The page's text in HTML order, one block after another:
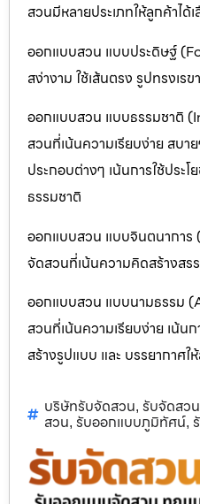
สวนมีหลายประเภทให้ลูกค้าได้
ออกแบบสวน แบบประดิษฐ์
สง่างาม ใช้เส้นตรง รูปทรงเร
ออกแบบสวน แบบธรรมชาติ
สวนที่เน้นความเรียบง่าย สบ
ประกอบต่างๆ เน้นการใช้ประโ
ธรรมชาติ
ออกแบบสวน แบบจินตนากา
จัดสวนที่เน้นความคิดสร้างสร
ออกแบบสวน แบบนามธรรม
สวนที่เน้นความเรียบง่าย เน้นก
สร้างรูปแบบ และ บรรยากาศใ
บริษัทรับจัดสวน, รับจัดสวน
สวน, รับออกแบบภูมิทัศน์,